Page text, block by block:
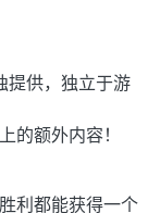
提供，独立于游
的额外内容！
利都能获得一个